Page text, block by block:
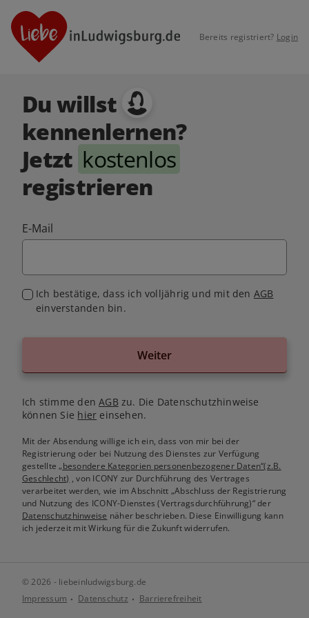
Bereits registriert? Login
Du willst
kennenlernen?
Jetzt kostenlos
registrieren
E-Mail
Ich bestätige, dass ich volljährig und mit den AGB
einverstanden bin.
Weiter
Ich stimme denAGB zu. Die Datenschutzhinweise
können Sie hier einsehen.
Mit der Absendung willige ich ein, dass von mir bei der
Registrierung oder bei Nutzung des Dienstes zur Verfügung
gestellte„besondere Kategorien personenbezogener Daten“(z.B.
Geschlecht) , von ICONY zur Durchführung des Vertrages
verarbeitet werden, wie im Abschnitt „Abschluss der Registrierung
und Nutzung des ICONY-Dienstes (Vertragsdurchführung)“ der
Datenschutzhinweise näher beschrieben. Diese Einwilligung kann
ich jederzeit mit Wirkung für die Zukunft widerrufen.
© 2026 - liebeinludwigsburg.de
Impressum
Datenschutz Barrierefreiheit